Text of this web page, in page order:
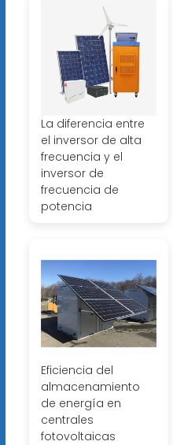
La diferencia entre
el inversor de alta
frecuencia y el
inversor de
frecuencia de
potencia
Eficiencia del
almacenamiento
de energía en
centrales
fotovoltaicas